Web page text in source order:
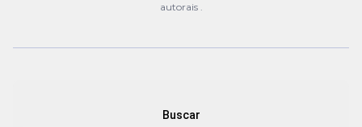
autorais .
Buscar